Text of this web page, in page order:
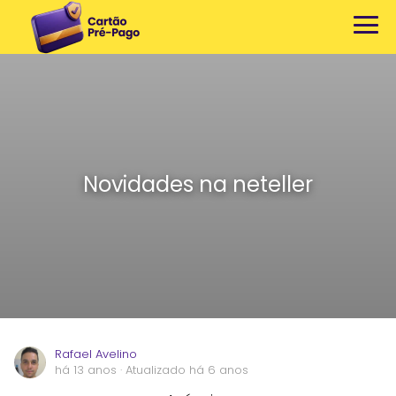
Novidades na neteller
Rafael Avelino
há 13 anos · Atualizado há 6 anos